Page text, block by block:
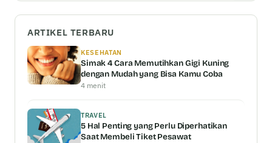
ARTIKEL TERBARU
KESEHATAN
Simak 4 Cara Memutihkan Gigi Kuning
dengan Mudah yang Bisa Kamu Coba
4 menit
TRAVEL
5 Hal Penting yang Perlu Diperhatikan
Saat Membeli Tiket Pesawat